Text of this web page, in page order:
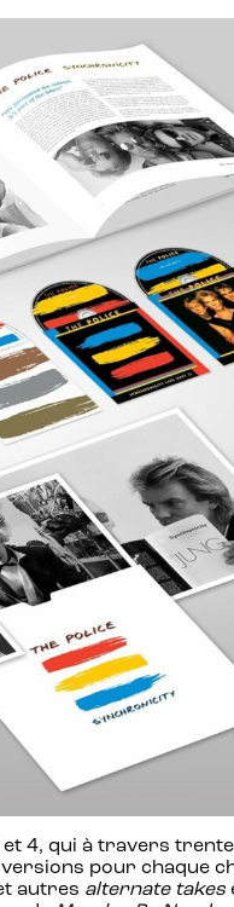
4, qui à travers
pour chaque
autres alternate takes